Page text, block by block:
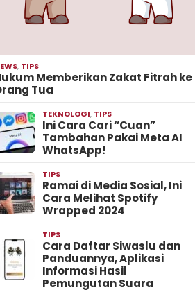
, TIPS
Memberikan Zakat Fitrah ke
Tua
TEKNOLOGI, TIPS
Ini Cara Cari “Cuan”
Tambahan Pakai Meta AI
WhatsApp!
TIPS
Ramai di Media Sosial, Ini
Cara Melihat Spotify
Wrapped 2024
TIPS
Cara Daftar Siwaslu dan
Panduannya, Aplikasi
Informasi Hasil
Pemungutan Suara